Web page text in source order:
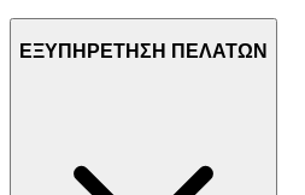
ΕΞΥΠΗΡΕΤΗΣΗ ΠΕΛΑΤΩΝ